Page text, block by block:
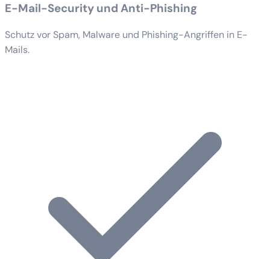
E-Mail-Security und Anti-Phishing
Schutz vor Spam, Malware und Phishing-Angriffen in E-
Mails.